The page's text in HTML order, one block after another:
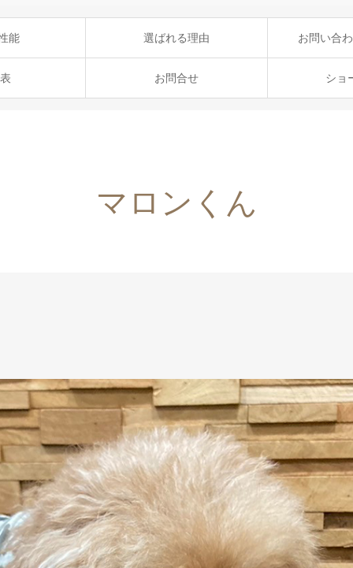
能 選ばれる理由 お問い合
お問合せ ショ
マロンくん